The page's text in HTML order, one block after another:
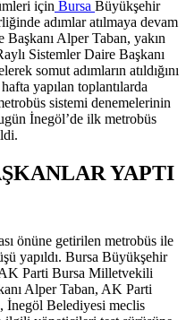
için Bursa Büyükşehir
adımlar atılmaya devam
Alper Taban, yakın
Sistemler Daire Başkanı
somut adımların atıldığını
yapılan toplantılarda
sistemi denemelerinin
İnegöl’de ilk metrobüs
YAPTI
önüne getirilen metrobüs ile
yapıldı. Bursa Büyükşehir
Parti Bursa Milletvekili
Alper Taban, AK Parti
İnegöl Belediyesi meclis